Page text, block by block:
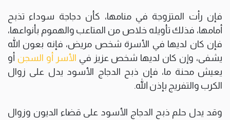
فإن رأت المتزوجة في منامها، كأن دجاجة سوداء تذبح
أمامها، فذلك تأويله خلاص من المتاعب والهموم بأنواعها،
فإن كان لديها في الأسرة شخص مريض، فإنه بعون الله
يشفى، وإن كان لديها شخص عزيز في الأسر أو السجن أو
يعيش محنة ما، فإن ذبح الدجاج الأسود يدل على زوال
الكرب والتفريج بإذن الله.
وقد يدل حلم ذبح الدجاج الأسود على قضاء الديون وزوال